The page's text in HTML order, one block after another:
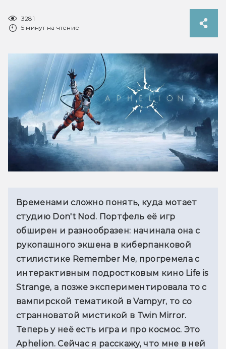
3281
5 минут на чтение
Временами сложно понять, куда мотает
студию Don't Nod. Портфель её игр
обширен и разнообразен: начинала она с
рукопашного экшена в киберпанковой
стилистике Remember Me, прогремела с
интерактивным подростковым кино Life is
Strange, а позже экспериментировала то с
вампирской тематикой в Vampyr, то со
странноватой мистикой в Twin Mirror.
Теперь у неё есть игра и про космос. Это
Aphelion. Сейчас я расскажу, что мне в ней